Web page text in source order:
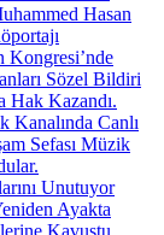
Hasan
Kongresi’nde
Sözel Bildiri
Hak Kazandı.
Canlı
Sefası Müzik
Unutuyor
Ayakta
Kavuştu